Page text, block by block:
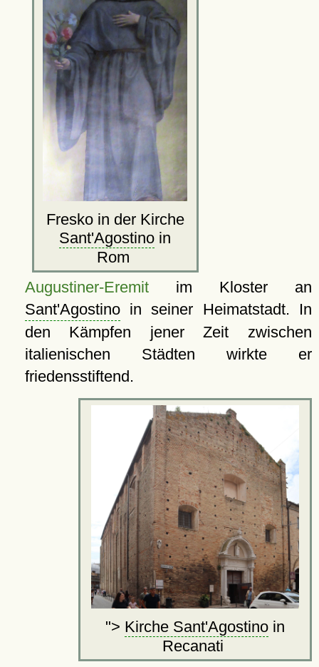
Fresko in der Kirche
Sant'Agostino in
Rom
Augustiner-Eremitim Kloster an
Sant'Agostinoin seiner Heimatstadt. In
den Kämpfen jener Zeit zwischen
italienischen Städten wirkte er
friedensstiftend.
"> Kirche Sant'Agostino in
Recanati